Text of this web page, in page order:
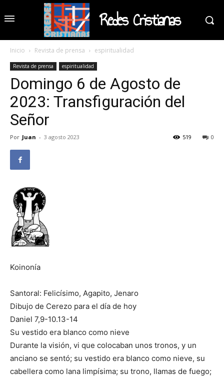
Redes Cristianas
Inicio Revista de prensa espiritualidad
Revista de prensa espiritualidad
Domingo 6 de Agosto de
2023: Transfiguración del
Señor
Por Juan - 3 agosto 2023 0
519
Koinonía
Santoral: Felicísimo, Agapito, Jenaro
Dibujo de Cerezo para el día de hoy
Daniel 7,9-10.13-14
Su vestido era blanco como nieve
Durante la visión, vi que colocaban unos tronos, y un
anciano se sentó; su vestido era blanco como nieve, su
cabellera como lana limpísima; su trono, llamas de fuego;